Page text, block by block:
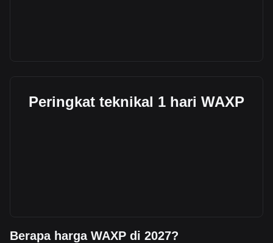
Peringkat teknikal 1 hari WAXP
Berapa harga WAXP di 2027?